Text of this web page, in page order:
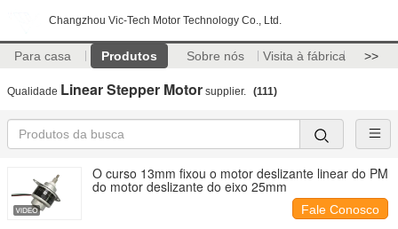
Changzhou Vic-Tech Motor Technology Co., Ltd.
Para casa Produtos Sobre nós Visita à fábrica >>
Qualidade Linear Stepper Motor supplier. (111)
O curso 13mm fixou o motor deslizante linear do PM
do motor deslizante do eixo 25mm
Fale Conosco